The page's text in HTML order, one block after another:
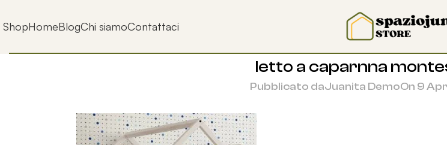
ShopHomeBlogChi siamoContattaci
letto a caparnna
Pubblicato daJuanita DemoOn 9